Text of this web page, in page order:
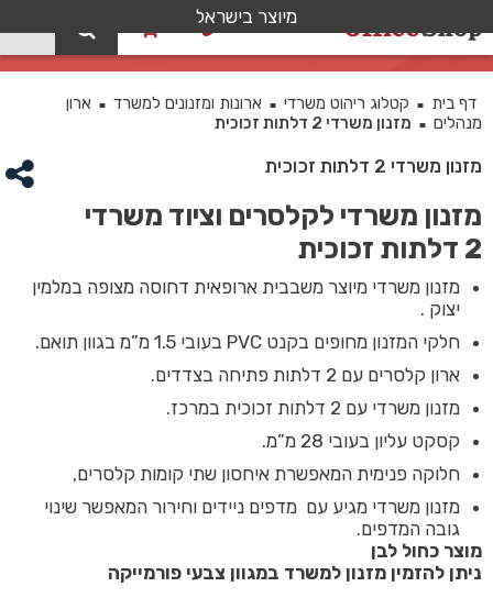
מיוצר בישראל
מזנון משרדי 2 דלתות זכוכית
דף בית ■ קטלוג ריהוט משרדי ■ ארונות ומזנונים למשרד ■
ארון
מנהלים ■ מזנון משרדי 2 דלתות זכוכית
מזנון משרדי 2 דלתות זכוכית
מזנון משרדי לקלסרים וציוד משרדי
2 דלתות זכוכית
מזנון משרדי מיוצר משבבית ארופאית דחוסה מצופה במלמין
יצוק .
חלקי המזנון מחופים בקנט PVC בעובי 1.5 מ”מ בגוון תואם.
ארון קלסרים עם 2 דלתות פתיחה בצדדים.
מזנון משרדי עם 2 דלתות זכוכית במרכז.
קסקט עליון בעובי 28 מ”מ.
חלוקה פנימית המאפשרת איחסון שתי קומות קלסרים,
מזנון משרדי מגיע עם מדפים ניידים וחירור המאפשר שינוי
גובה המדפים.
מוצר כחול לבן
ניתן להזמין מזנון למשרד במגוון צבעי פורמייקה